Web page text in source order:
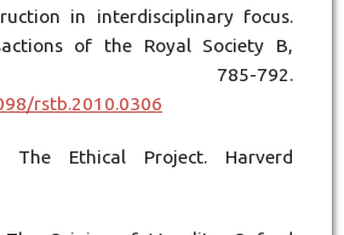
in interdisciplinary focus.
of the Royal Society B,
785-792.
rstb.2010.0306
The Ethical Project. Harverd